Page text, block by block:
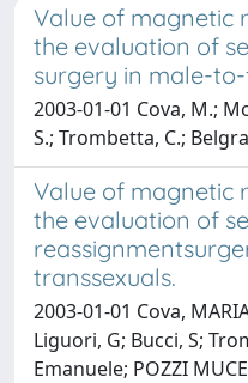
Value of magnetic
the evaluation of
surgery in male-
2003-01-01 Cova, M.;
S.; Trombetta, C.;
Value of magnetic
the evaluation of
transsexuals.
2003-01-01 Cova,
Liguori, G; Bucci, S;
Emanuele; POZZI